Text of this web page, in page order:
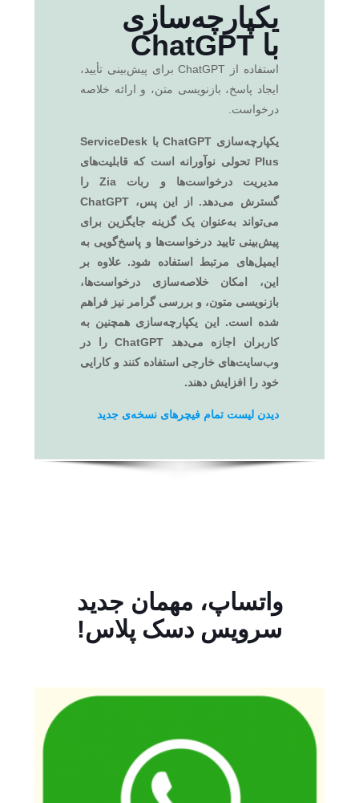
یکپارچه‌سازی
با ChatGPT
استفاده از ChatGPT برای پیش‌بینی تأیید،
ایجاد پاسخ، بازنویسی متن، و ارائه خلاصه
درخواست.
یکپارچه‌سازی ChatGPT با ServiceDesk
Plus تحولی نوآورانه است که قابلیت‌های
مدیریت درخواست‌ها و ربات Zia را
گسترش می‌دهد. از این پس، ChatGPT
می‌تواند به‌عنوان یک گزینه جایگزین برای
پیش‌بینی تایید درخواست‌ها و پاسخ‌گویی به
ایمیل‌های مرتبط استفاده شود. علاوه بر
این، امکان خلاصه‌سازی درخواست‌ها،
بازنویسی متون، و بررسی گرامر نیز فراهم
شده است. این یکپارچه‌سازی همچنین به
کاربران اجازه می‌دهد ChatGPT را در
وب‌سایت‌های خارجی استفاده کنند و کارایی
خود را افزایش دهند.
دیدن لیست تمام فیچرهای نسخه‌ی جدید
واتساپ، مهمان جدید
سرویس دسک پلاس!